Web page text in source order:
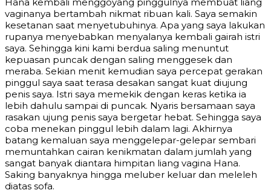
vaginanya bertambah nikmat ribuan kali. Saya semakin
kesetanan saat menyetubuhinya. Apa yang saya lakukan
rupanya menyebabkan menyalanya kembali gairah istri
saya. Sehingga kini kami berdua saling menuntut
kepuasan puncak dengan saling menggesek dan
meraba. Sekian menit kemudian saya percepat gerakan
pinggul saya saat terasa desakan sangat kuat diujung
penis saya. Istri saya memekik dengan keras ketika ia
lebih dahulu sampai di puncak. Nyaris bersamaan saya
rasakan ujung penis saya bergetar hebat. Sehingga saya
coba menekan pinggul lebih dalam lagi. Akhirnya
batang kemaluan saya menggelepar-gelepar sembari
memuntahkan cairan kenikmatan dalam jumlah yang
sangat banyak diantara himpitan liang vagina Hana.
Saking banyaknya hingga meluber keluar dan meleleh
diatas sofa.